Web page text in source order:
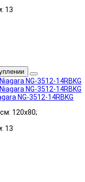
13
NG-3512-14RBKG
120x80;
13